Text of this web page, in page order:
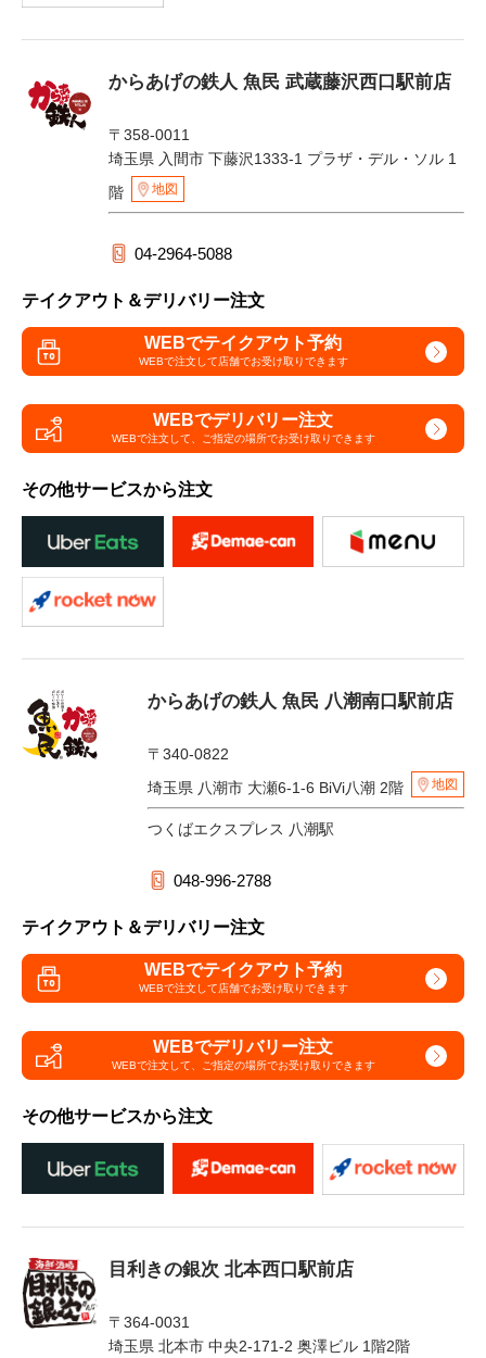
からあげの鉄人 魚民 武蔵藤沢西口駅前店
〒358-0011
埼玉県 入間市 下藤沢1333-1 プラザ・デル・ソル 1
階
地図
04-2964-5088
テイクアウト＆デリバリー注文
WEBでテイクアウト予約
WEBで注文して店舗でお受け取りできます
WEBでデリバリー注文
WEBで注文して、 ご指定の場所でお受け取りできます
その他サービスから注文
からあげの鉄人 魚民 八潮南口駅前店
〒340-0822
埼玉県 八潮市 大瀬6-1-6 BiVi八潮 2階
地図
つくばエクスプレス 八潮駅
048-996-2788
テイクアウト＆デリバリー注文
WEBでテイクアウト予約
WEBで注文して店舗でお受け取りできます
WEBでデリバリー注文
WEBで注文して、 ご指定の場所でお受け取りできます
その他サービスから注文
目利きの銀次 北本西口駅前店
〒364-0031
埼玉県 北本市 中央2-171-2 奥澤ビル 1階2階